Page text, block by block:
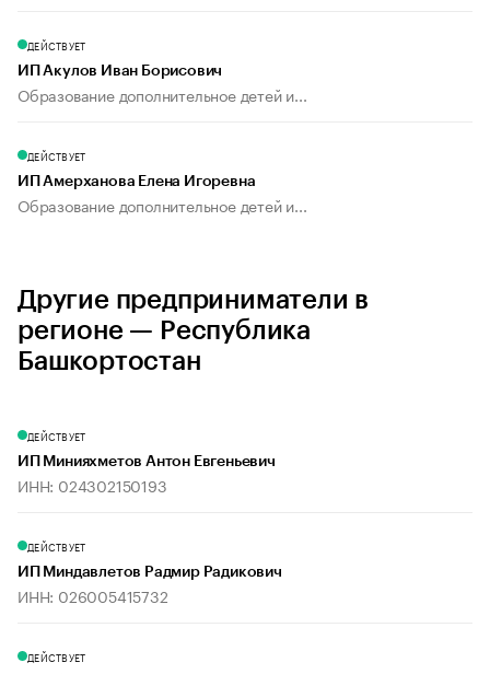
ДЕЙСТВУЕТ
ИП Акулов Иван Борисович
Образование дополнительное детей и...
ДЕЙСТВУЕТ
ИП Амерханова Елена Игоревна
Образование дополнительное детей и...
Другие предприниматели в
регионе — Республика
Башкортостан
ДЕЙСТВУЕТ
ИП Минияхметов Антон Евгеньевич
ИНН: 024302150193
ДЕЙСТВУЕТ
ИП Миндавлетов Радмир Радикович
ИНН: 026005415732
ДЕЙСТВУЕТ